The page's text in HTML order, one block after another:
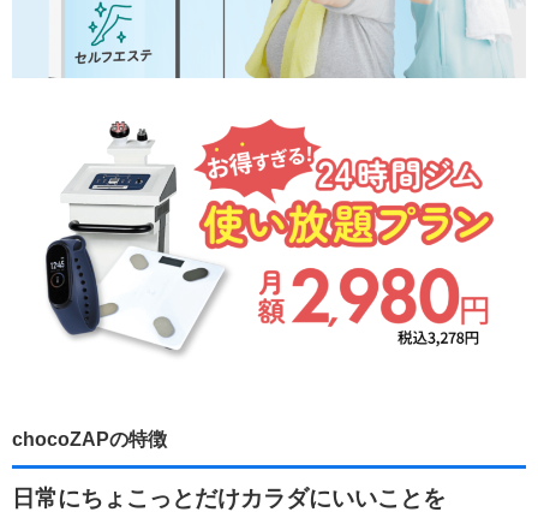
chocoZAPの特徴
日常にちょこっとだけカラダにいいことを